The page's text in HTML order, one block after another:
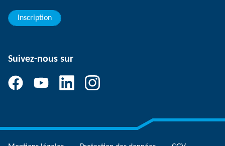
ElèvesInscription
Suivez-nous sur